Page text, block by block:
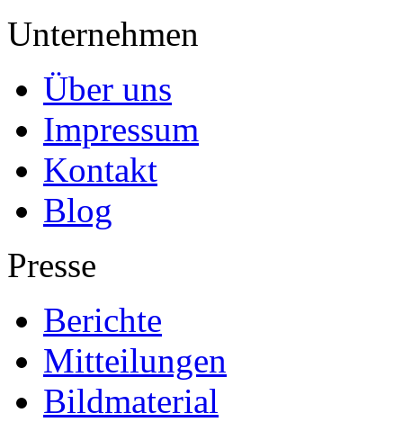
Unternehmen
Über uns
Impressum
Kontakt
Blog
Presse
Berichte
Mitteilungen
Bildmaterial